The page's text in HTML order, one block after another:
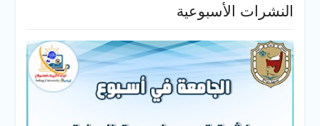
النشرات الأسبوعية